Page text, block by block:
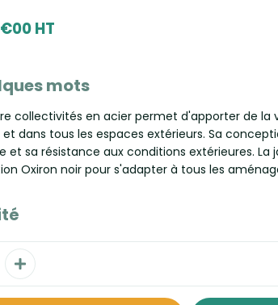
€00 HT
mots
collectivités en acier permet d'apporter de la
et dans tous les espaces extérieurs. Sa
et sa résistance aux conditions extérieures. La
Oxiron noir pour s'adapter à tous les